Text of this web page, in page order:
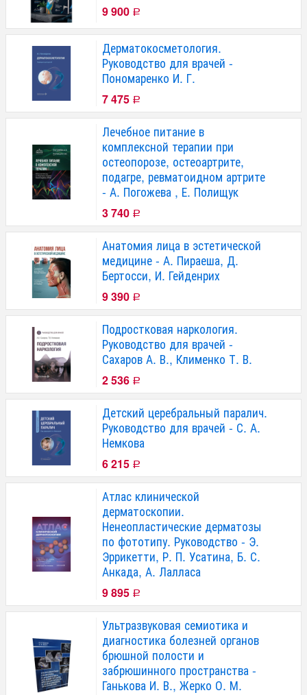
9 900 Р
Дерматокосметология.
Руководство для врачей -
Пономаренко И. Г.
7 475 Р
Лечебное питание в
комплексной терапии при
остеопорозе, остеоартрите,
подагре, ревматоидном артрите
- А. Погожева , Е. Полищук
3 740 Р
Анатомия лица в эстетической
медицине - А. Пираеша, Д.
Бертосси, И. Гейденрих
9 390 Р
Подростковая наркология.
Руководство для врачей -
Сахаров А. В., Клименко Т. В.
2 536 Р
Детский церебральный паралич.
Руководство для врачей - С. А.
Немкова
6 215 Р
Атлас клинической
дерматоскопии.
Ненеопластические дерматозы
по фототипу. Руководство - Э.
Эррикетти, Р. П. Усатина, Б. С.
Анкада, А. Лалласа
9 895 Р
Ультразвуковая семиотика и
диагностика болезней органов
брюшной полости и
забрюшинного пространства -
Ганькова И. В., Жерко О. М.